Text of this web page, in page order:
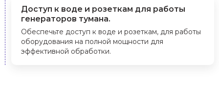
Доступ к воде и розеткам для работы
генераторов тумана.
Обеспечьте доступ к воде и розеткам, для работы
оборудования на полной мощности для
эффективной обработки.